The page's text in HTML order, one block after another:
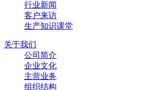
行业新闻
客户来访
生产知识课堂
关于我们
公司简介
企业文化
主营业务
组织结构